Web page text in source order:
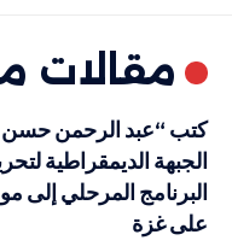
مقالات
كتب “عبد الرحمن حسن
الجبهة الديمقراطية
البرنامج المرحلي إلى
على غزة